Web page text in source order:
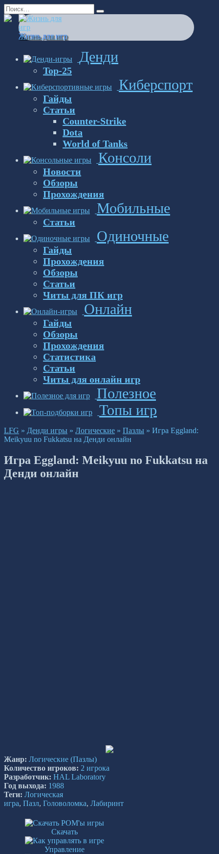
Перейти
к
содержанию
Search
for:
Жизнь для игр
Денди
Top-25
Киберспорт
Гайды
Статьи
Counter-Strike
Dota
World of Tanks
Консоли
Новости
Обзоры
Прохождения
Мобильные
Статьи
Одиночные
Гайды
Прохождения
Обзоры
Статьи
Читы для ПК игр
Онлайн
Гайды
Обзоры
Прохождения
Статистика
Статьи
Читы для онлайн игр
Полезное
Топы игр
LFG » Денди игры » Логические » Пазлы » Игра Eggland:
Meikyuu no Fukkatsu на Денди онлайн
Игра Eggland: Meikyuu no Fukkatsu на
Денди онлайн
Жанр: Логические (Пазлы)
Количество игроков: 2 игрока
Разработчик: HAL Laboratory
Год выхода: 1988
Теги: Логическая
игра, Пазл, Головоломка, Лабиринт
Скачать
Управление